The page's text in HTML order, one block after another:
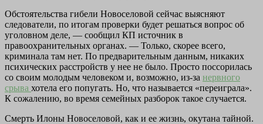
Обстоятельства гибели Новоселовой сейчас выясняют
следователи, по итогам проверки будет решаться вопрос об
уголовном деле, — сообщил КП источник в
правоохранительных органах. — Только, скорее всего,
криминала там нет. По предварительным данным, никаких
психических расстройств у нее не было. Просто поссорилась
со своим молодым человеком и, возможно, из-за нервного
срыва хотела его попугать. Но, что называется «переиграла».
К сожалению, во время семейных разборок такое случается.
Смерть Илоны Новоселовой, как и ее жизнь, окутана тайной.